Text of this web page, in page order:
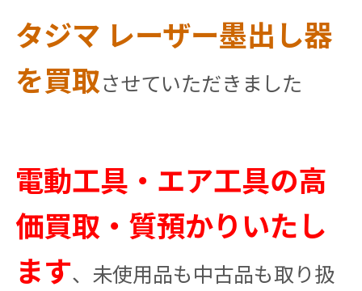
タジマ レーザー墨出し器
を買取させていただきました
電動工具・エア工具の高
価買取・質預かりいたし
ます、未使用品も中古品も取り扱